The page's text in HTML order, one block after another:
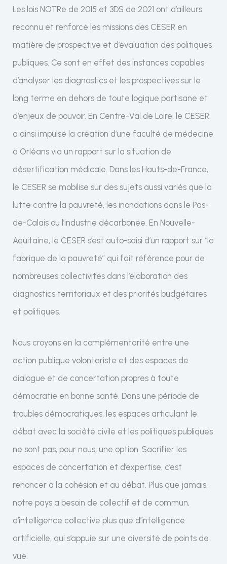
Les lois NOTRe de 2015 et 3DS de 2021 ont d’ailleurs
reconnu et renforcé les missions des CESER en
matière de prospective et d’évaluation des politiques
publiques. Ce sont en effet des instances capables
d’analyser les diagnostics et les prospectives sur le
long terme en dehors de toute logique partisane et
d’enjeux de pouvoir. En Centre-Val de Loire, le CESER
a ainsi impulsé la création d’une faculté de médecine
à Orléans via un rapport sur la situation de
désertification médicale. Dans les Hauts-de-France,
le CESER se mobilise sur des sujets aussi variés que la
lutte contre la pauvreté, les inondations dans le Pas-
de-Calais ou l’industrie décarbonée. En Nouvelle-
Aquitaine, le CESER s’est auto-saisi d’un rapport sur “la
fabrique de la pauvreté” qui fait référence pour de
nombreuses collectivités dans l’élaboration des
diagnostics territoriaux et des priorités budgétaires
et politiques.
Nous croyons en la complémentarité entre une
action publique volontariste et des espaces de
dialogue et de concertation propres à toute
démocratie en bonne santé. Dans une période de
troubles démocratiques, les espaces articulant le
débat avec la société civile et les politiques publiques
ne sont pas, pour nous, une option. Sacrifier les
espaces de concertation et d’expertise, c’est
renoncer à la cohésion et au débat. Plus que jamais,
notre pays a besoin de collectif et de commun,
d’intelligence collective plus que d’intelligence
artificielle, qui s’appuie sur une diversité de points de
vue.